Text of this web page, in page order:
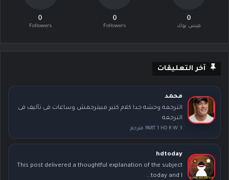
0
فيس بوك
0
Followers
0
Followers
آخر التعليقات
محمد
الترجمه وحشه جدا كلام كتير مبيترجمش وساعات فى تأليف فى
الترجمه
PART 1 HD R.W 3 مترجم
hdtoday
This post delivered a thoughtful explanation of the subject
today and I...